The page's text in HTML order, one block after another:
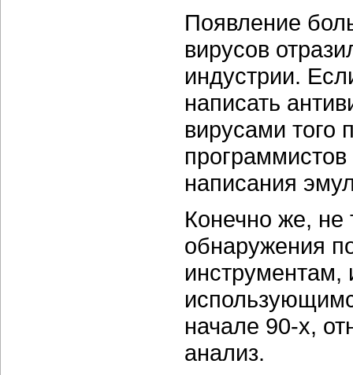
Появление
вирусов
индустрии.
написать
вирусами того
программистов
написания
Конечно же, не
обнаружения
инструментам,
начале 90-х,
анализ.